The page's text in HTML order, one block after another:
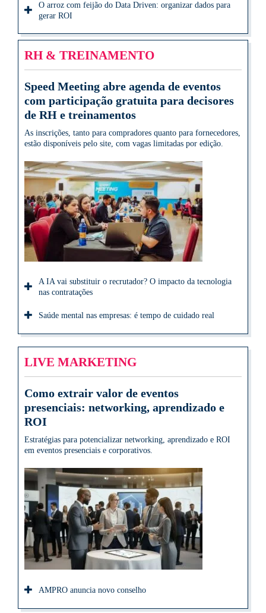
O arroz com feijão do Data Driven: organizar dados para
gerar ROI
RH & TREINAMENTO
Speed Meeting abre agenda de eventos
com participação gratuita para decisores
de RH e treinamentos
As inscrições, tanto para compradores quanto para fornecedores,
estão disponíveis pelo site, com vagas limitadas por edição.
A IA vai substituir o recrutador? O impacto da tecnologia
nas contratações
Saúde mental nas empresas: é tempo de cuidado real
LIVE MARKETING
Como extrair valor de eventos
presenciais: networking, aprendizado e
ROI
Estratégias para potencializar networking, aprendizado e ROI
em eventos presenciais e corporativos.
AMPRO anuncia novo conselho